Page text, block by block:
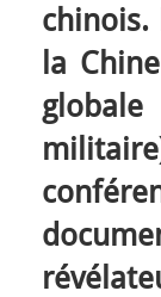
chinois.
la